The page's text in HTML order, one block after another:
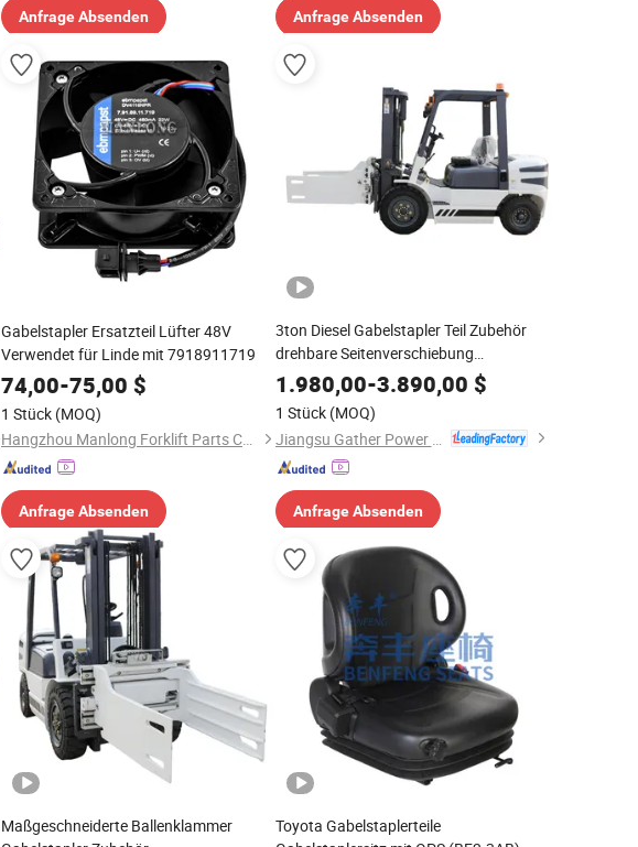
Anfrage Absenden Anfrage Absenden
Gabelstapler Ersatzteil Lüfter 48V
Verwendet für Linde mit 7918911719
74,00-75,00 $
1 Stück (MOQ)
Hangzhou Manlong Forklift Parts Co., Ltd.
Anfrage Absenden
3ton Diesel Gabelstapler Teil Zubehör
drehbare Seitenverschiebung
Ballenklammern Papierrollenklammer
Seitenverschieber für Heli
1.980,00-3.890,00 $
1 Stück (MOQ)
Anfrage Absenden
Maßgeschneiderte Ballenklammer
Toyota Gabelstaplerteile